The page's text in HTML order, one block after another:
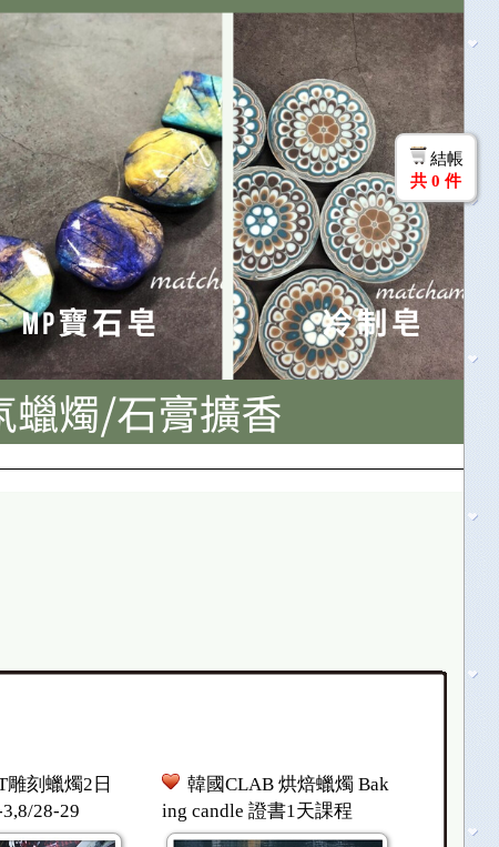
結帳
共 0 件
雕刻蠟燭2日
28-29
韓國CLAB 烘焙蠟燭 Bak
ing candle 證書1天課程